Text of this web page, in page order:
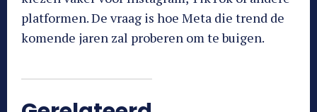
platformen. De vraag is hoe Meta die trend de
komende jaren zal proberen om te buigen.